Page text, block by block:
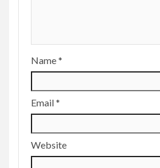
Name*
Email*
Website